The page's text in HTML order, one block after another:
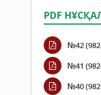
PDF
№42
№41
№40